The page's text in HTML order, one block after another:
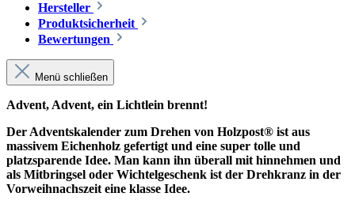
Hersteller
Produktsicherheit
Bewertungen
Menü schließen
Advent, Advent, ein Lichtlein brennt!
Der Adventskalender zum Drehen von Holzpost® ist aus
massivem Eichenholz gefertigt und eine super tolle und
platzsparende Idee. Man kann ihn überall mit hinnehmen und
als Mitbringsel oder Wichtelgeschenk ist der Drehkranz in der
Vorweihnachszeit eine klasse Idee.